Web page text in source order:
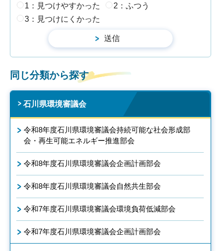
1：見つけやすかった
2：ふつう
3：見つけにくかった
同じ分類から探す
石川県環境審議会
令和8年度石川県環境審議会持続可能な社会形成部
会・再生可能エネルギー推進部会
令和8年度石川県環境審議会企画計画部会
令和8年度石川県環境審議会自然共生部会
令和7年度石川県環境審議会環境負荷低減部会
令和7年度石川県環境審議会企画計画部会